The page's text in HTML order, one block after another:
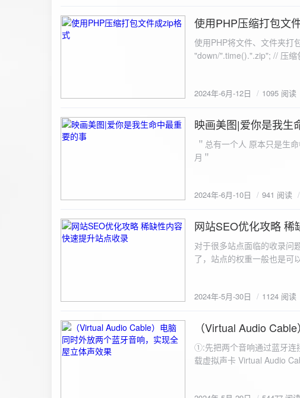
2024-6-12
使用PHP压缩打包文
使用PHP将文件、文件夹打
"down/".time().".zip"; // 压缩包存放路径与名称 $zip-
数可以改为
= array( "img/1.jpg", "img/2.jpg", ); $filename = "down/img.zip"; // 压缩包存放路径与名称 $zip = new
ZipArchive(); $zip-
$file){ $zip->addFile($file,basename($file)); //向压缩包中添加文件 } $zip->close(); //关闭压缩包 打包某
个文件夹（包含子文件夹）:
为'.'和‘..’，不要对他们进行操作 if (is_dir($path . "/" . $filename)) { // 如果读取的某个对象是文件
$filename); } } } } $zip = new ZipArchive(); $zip_filename = "down/files.zip"; // 压缩包存放路径与名称
压缩包中
2024年-6月-12日 1095 阅读
2024-6-10
映画美图|爱你是我生
＂总有一个人 原本只是生
月＂
2024年-6月-10日 941 阅读
2024-5-30
网站SEO优化攻略 稀
对于很多站点面临的收录问
了，站点的权重一般也是可
2024年-5月-30日 1124 阅读
2024-5-29
（Virtual Audio
①:先把两个音响通过蓝牙连
载虚拟声卡 Virtual Audio